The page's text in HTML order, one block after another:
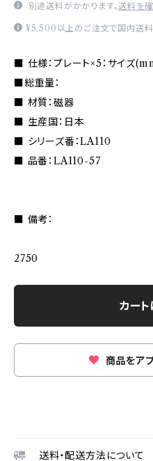
別途送料がかかります。送料を
¥5,500以上のご注文で国内送料
■ 仕様：プレート×5：サイズ
■総重量：
■ 材質：磁器
■ 生産国：日本
■ シリーズ番：LA110
■ 品番：LA110-57
■ 備考：
2750
カー
商品をア
送料・配送方法について